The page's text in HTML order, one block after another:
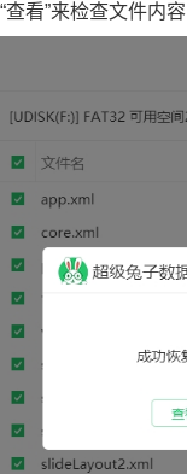
看”来检查文件内